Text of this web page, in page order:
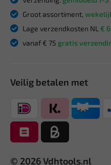
Groot assortiment,
Lage verzendkosten NL €
vanaf € 75 gratis
Veilig betalen met
© 2026 Vdhtools.nl